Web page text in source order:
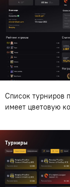
Список турниров
имеет цветовую